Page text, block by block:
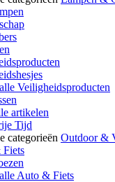
Veiligheidsproducten
artikelen
Tijd
categorieën Outdoor &
Auto & Fiets